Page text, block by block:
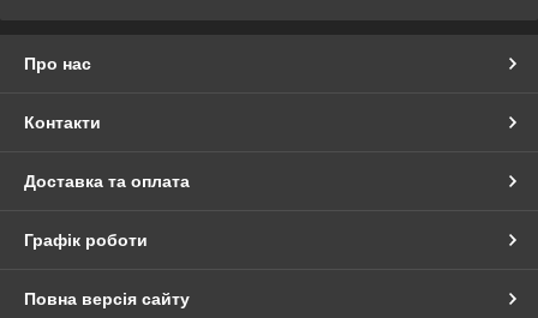
Про нас
Контакти
Доставка та оплата
Графік роботи
Повна версія сайту